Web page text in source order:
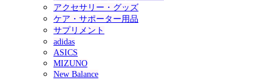
アクセサリー・グッズ
ケア・サポーター用品
サプリメント
adidas
ASICS
MIZUNO
New Balance